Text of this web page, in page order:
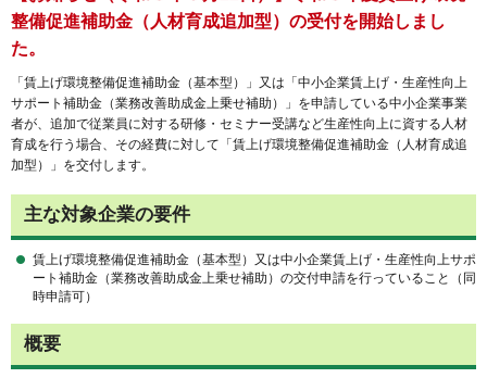
整備促進補助金（人材育成追加型）の受付を開始しまし
た。
「賃上げ環境整備促進補助金（基本型）」又は「中小企業賃上げ・生産性向上
サポート補助金（業務改善助成金上乗せ補助）」を申請している中小企業事業
者が、追加で従業員に対する研修・セミナー受講など生産性向上に資する人材
育成を行う場合、その経費に対して「賃上げ環境整備促進補助金（人材育成追
加型）」を交付します。
主な対象企業の要件
賃上げ環境整備促進補助金（基本型）又は中小企業賃上げ・生産性向上サポ
ート補助金（業務改善助成金上乗せ補助）の交付申請を行っていること（同
時申請可）
概要